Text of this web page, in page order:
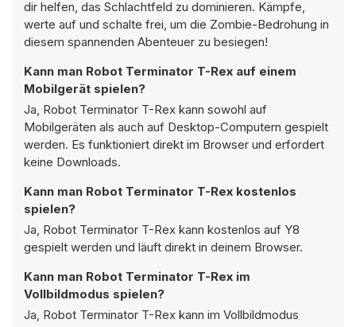
dir helfen, das Schlachtfeld zu dominieren. Kämpfe,
werte auf und schalte frei, um die Zombie-Bedrohung in
diesem spannenden Abenteuer zu besiegen!
Kann man Robot Terminator T-Rex auf einem
Mobilgerät spielen?
Ja, Robot Terminator T-Rex kann sowohl auf
Mobilgeräten als auch auf Desktop-Computern gespielt
werden. Es funktioniert direkt im Browser und erfordert
keine Downloads.
Kann man Robot Terminator T-Rex kostenlos
spielen?
Ja, Robot Terminator T-Rex kann kostenlos auf Y8
gespielt werden und läuft direkt in deinem Browser.
Kann man Robot Terminator T-Rex im
Vollbildmodus spielen?
Ja, Robot Terminator T-Rex kann im Vollbildmodus